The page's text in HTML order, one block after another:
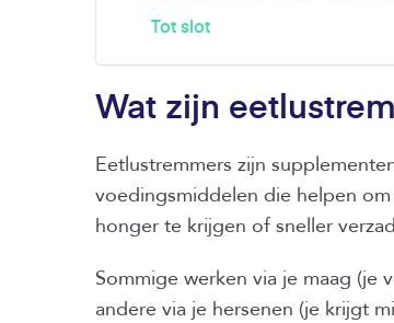
Tot slot
Wat zijn
Eetlustremmers zijn
voedingsmiddelen die helpen
honger te krijgen of sneller
Sommige werken via je maag (je
andere via je hersenen (je krijgt